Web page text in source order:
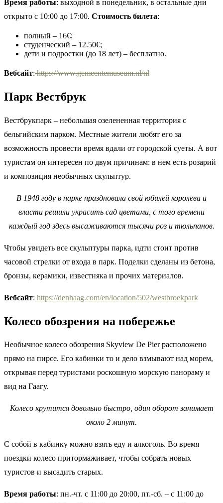
Время работы: выходной в понедельник, в остальные дни
открыто с 10:00 до 17:00. Стоимость билета:
полный – 16€;
студенческий – 12.50€;
дети и подростки (до 18 лет) – бесплатно.
Вебсайт:https://www.gemeentemuseum.nl/nl
Парк Вестбрук
Вестбрукпарк – небольшая озелененная территория с
бельгийским парком. Местные жители любят его за
возможность провести время вдали от городской суеты. А вот
туристам он интересен по двум причинам: в нем есть розарий
и композиция необычных скульптур.
В 1948 году в парке праздновала свой юбилей королева и
власти решили украсить сад цветами, с того времени
каждый год здесь высаживаются тысячи роз и тюльпанов.
Чтобы увидеть все скульптуры парка, идти стоит против
часовой стрелки от входа в парк. Поделки сделаны из бетона,
бронзы, керамики, известняка и прочих материалов.
Вебсайт: https://denhaag.com/en/location/502/westbroekpark
Колесо обозрения на побережье
Необычное колесо обозрения Skyview De Pier расположено
прямо на пирсе. Его кабинки то и дело взмывают над морем,
открывая перед туристами роскошную морскую панораму и
вид на Гаагу.
Колесо крутится довольно быстро, один оборот занимает
около 2 минут.
С собой в кабинку можно взять еду и алкоголь. Во время
поездки колесо притормаживает, чтобы собрать новых
туристов и высадить старых.
Время работы: пн.-чт. с 11:00 до 20:00, пт.-сб. – с 11:00 до